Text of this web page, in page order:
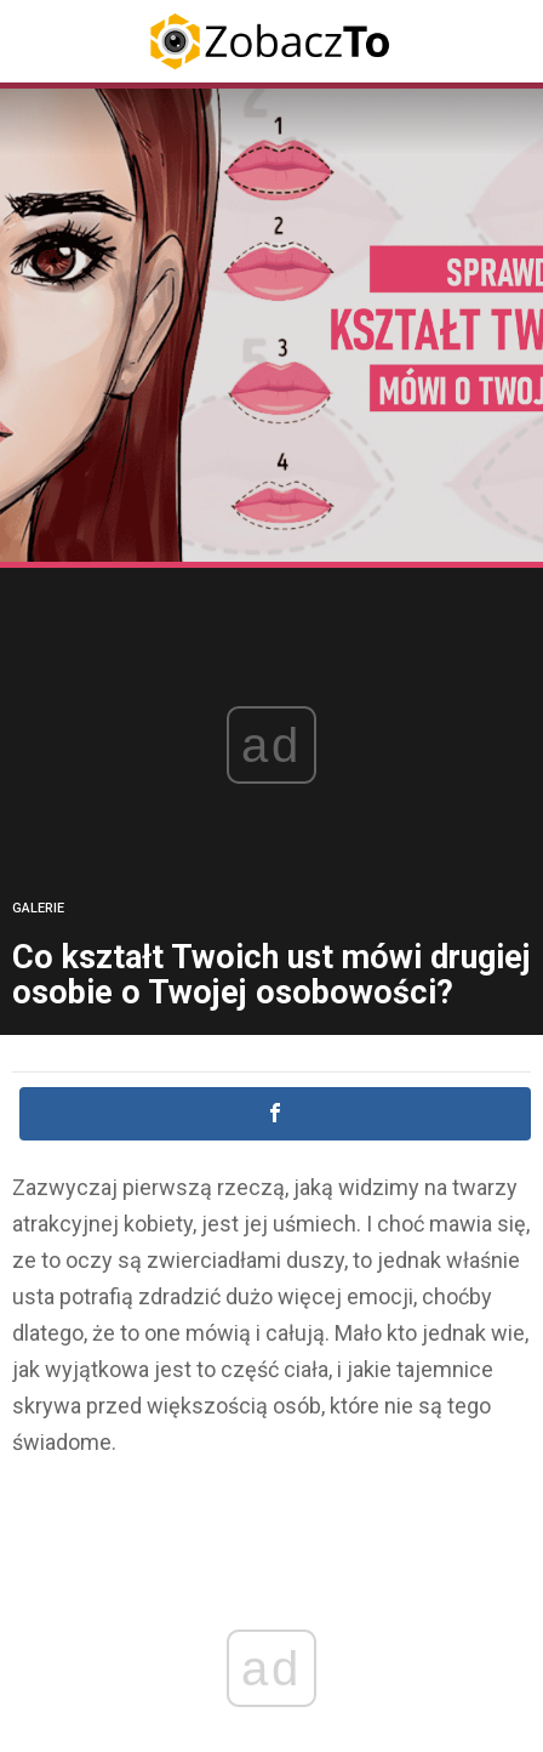
ad
GALERIE
Co kształt Twoich ust mówi drugiej
osobie o Twojej osobowości?
Zazwyczaj pierwszą rzeczą, jaką widzimy na twarzy
atrakcyjnej kobiety, jest jej uśmiech. I choć mawia się,
ze to oczy są zwierciadłami duszy, to jednak właśnie
usta potrafią zdradzić dużo więcej emocji, choćby
dlatego, że to one mówią i całują. Mało kto jednak wie,
jak wyjątkowa jest to część ciała, i jakie tajemnice
skrywa przed większością osób, które nie są tego
świadome.
ad